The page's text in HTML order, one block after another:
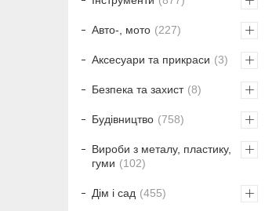
Авто-, мото 227
Аксесуари та прикраси 3
Безпека та захист 8
Будівництво 758
Вироби з металу, пластику,
гуми
102
Дім і сад 455